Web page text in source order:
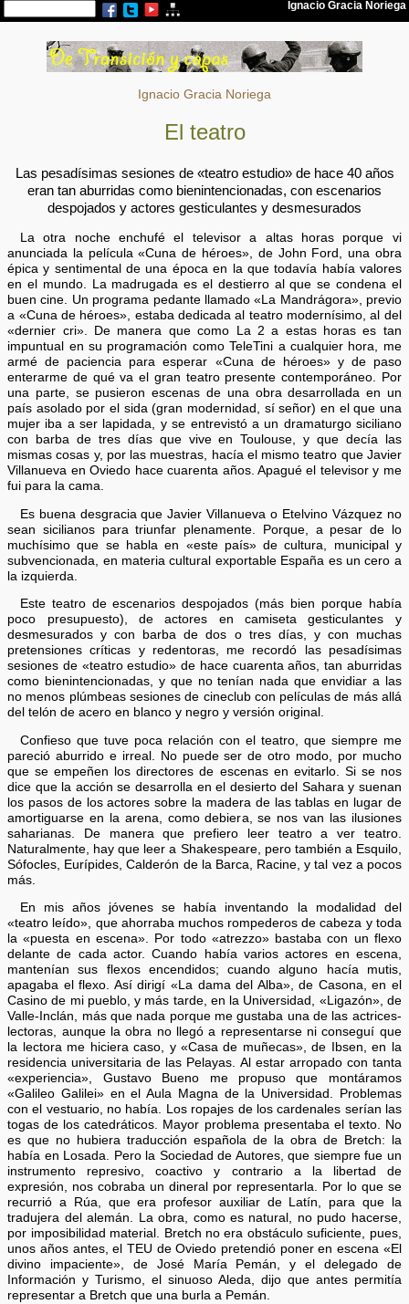
Ignacio Gracia Noriega
El teatro
Las pesadísimas sesiones de «teatro estudio» de hace 40 años
eran tan aburridas como bienintencionadas, con escenarios
despojados y actores gesticulantes y desmesurados
La otra noche enchufé el televisor a altas horas porque vi
anunciada la película «Cuna de héroes», de John Ford, una obra
épica y sentimental de una época en la que todavía había valores
en el mundo. La madrugada es el destierro al que se condena el
buen cine. Un programa pedante llamado «La Mandrágora», previo
a «Cuna de héroes», estaba dedicada al teatro modernísimo, al del
«dernier cri». De manera que como La 2 a estas horas es tan
impuntual en su programación como TeleTini a cualquier hora, me
armé de paciencia para esperar «Cuna de héroes» y de paso
enterarme de qué va el gran teatro presente contemporáneo. Por
una parte, se pusieron escenas de una obra desarrollada en un
país asolado por el sida (gran modernidad, sí señor) en el que una
mujer iba a ser lapidada, y se entrevistó a un dramaturgo siciliano
con barba de tres días que vive en Toulouse, y que decía las
mismas cosas y, por las muestras, hacía el mismo teatro que Javier
Villanueva en Oviedo hace cuarenta años. Apagué el televisor y me
fui para la cama.
Es buena desgracia que Javier Villanueva o Etelvino Vázquez no
sean sicilianos para triunfar plenamente. Porque, a pesar de lo
muchísimo que se habla en «este país» de cultura, municipal y
subvencionada, en materia cultural exportable España es un cero a
la izquierda.
Este teatro de escenarios despojados (más bien porque había
poco presupuesto), de actores en camiseta gesticulantes y
desmesurados y con barba de dos o tres días, y con muchas
pretensiones críticas y redentoras, me recordó las pesadísimas
sesiones de «teatro estudio» de hace cuarenta años, tan aburridas
como bienintencionadas, y que no tenían nada que envidiar a las
no menos plúmbeas sesiones de cineclub con películas de más allá
del telón de acero en blanco y negro y versión original.
Confieso que tuve poca relación con el teatro, que siempre me
pareció aburrido e irreal. No puede ser de otro modo, por mucho
que se empeñen los directores de escenas en evitarlo. Si se nos
dice que la acción se desarrolla en el desierto del Sahara y suenan
los pasos de los actores sobre la madera de las tablas en lugar de
amortiguarse en la arena, como debiera, se nos van las ilusiones
saharianas. De manera que prefiero leer teatro a ver teatro.
Naturalmente, hay que leer a Shakespeare, pero también a Esquilo,
Sófocles, Eurípides, Calderón de la Barca, Racine, y tal vez a pocos
más.
En mis años jóvenes se había inventando la modalidad del
«teatro leído», que ahorraba muchos rompederos de cabeza y toda
la «puesta en escena». Por todo «atrezzo» bastaba con un flexo
delante de cada actor. Cuando había varios actores en escena,
mantenían sus flexos encendidos; cuando alguno hacía mutis,
apagaba el flexo. Así dirigí «La dama del Alba», de Casona, en el
Casino de mi pueblo, y más tarde, en la Universidad, «Ligazón», de
Valle-Inclán, más que nada porque me gustaba una de las actrices-
lectoras, aunque la obra no llegó a representarse ni conseguí que
la lectora me hiciera caso, y «Casa de muñecas», de Ibsen, en la
residencia universitaria de las Pelayas. Al estar arropado con tanta
«experiencia», Gustavo Bueno me propuso que montáramos
«Galileo Galilei» en el Aula Magna de la Universidad. Problemas
con el vestuario, no había. Los ropajes de los cardenales serían las
togas de los catedráticos. Mayor problema presentaba el texto. No
es que no hubiera traducción española de la obra de Bretch: la
había en Losada. Pero la Sociedad de Autores, que siempre fue un
instrumento represivo, coactivo y contrario a la libertad de
expresión, nos cobraba un dineral por representarla. Por lo que se
recurrió a Rúa, que era profesor auxiliar de Latín, para que la
tradujera del alemán. La obra, como es natural, no pudo hacerse,
por imposibilidad material. Bretch no era obstáculo suficiente, pues,
unos años antes, el TEU de Oviedo pretendió poner en escena «El
divino impaciente», de José María Pemán, y el delegado de
Información y Turismo, el sinuoso Aleda, dijo que antes permitía
representar a Bretch que una burla a Pemán.